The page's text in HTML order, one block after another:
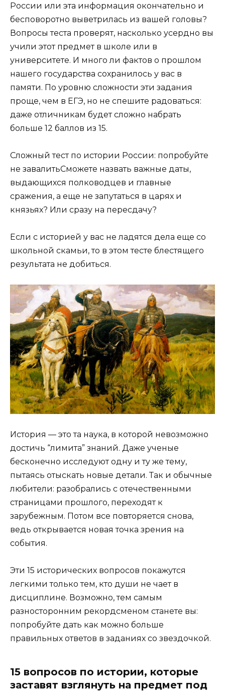
России или эта информация окончательно и
бесповоротно выветрилась из вашей головы?
Вопросы теста проверят, насколько усердно вы
учили этот предмет в школе или в
университете. И много ли фактов о прошлом
нашего государства сохранилось у вас в
памяти. По уровню сложности эти задания
проще, чем в ЕГЭ, но не спешите радоваться:
даже отличникам будет сложно набрать
больше 12 баллов из 15.
Сложный тест по истории России: попробуйте
не завалитьСможете назвать важные даты,
выдающихся полководцев и главные
сражения, а еще не запутаться в царях и
князьях? Или сразу на пересдачу?
Если с историей у вас не ладятся дела еще со
школьной скамьи, то в этом тесте блестящего
результата не добиться.
История — это та наука, в которой невозможно
достичь “лимита” знаний. Даже ученые
бесконечно исследуют одну и ту же тему,
пытаясь отыскать новые детали. Так и обычные
любители: разобрались с отечественными
страницами прошлого, переходят к
зарубежным. Потом все повторяется снова,
ведь открывается новая точка зрения на
события.
Эти 15 исторических вопросов покажутся
легкими только тем, кто души не чает в
дисциплине. Возможно, тем самым
разносторонним рекордсменом станете вы:
попробуйте дать как можно больше
правильных ответов в заданиях со звездочкой.
15 вопросов по истории, которые
заставят взглянуть на предмет под